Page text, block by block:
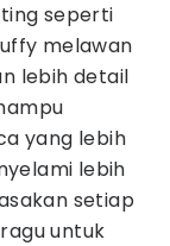
seperti
melawan
lebih detail
yang lebih
lebih
setiap
untuk